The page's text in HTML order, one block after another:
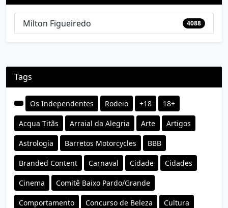
Milton Figueiredo 4088
Tags
Os Independentes Rodeio +18 18+
Acqua Titãs Arraial da Alegria Arte Artigos
Astrologia Barretos Motorcycles BBB
Branded Content Carnaval Cidade Cidades
Cinema Comitê Baixo Pardo/Grande
Comportamento Concurso de Beleza Cultura